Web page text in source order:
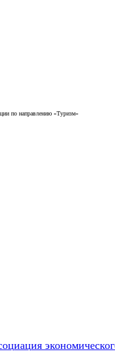
по направлению «Туризм»